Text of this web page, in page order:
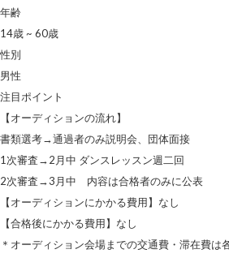
年齢
14歳 ~ 60歳
性別
男性
注目ポイント
【オーディションの流れ】
書類選考→通過者のみ説明会、団体面接
1次審査→2月中 ダンスレッスン週二回
2次審査→3月中 内容は合格者のみに公表
【オーディションにかかる費用】なし
【合格後にかかる費用】なし
＊オーディション会場までの交通費・滞在費は